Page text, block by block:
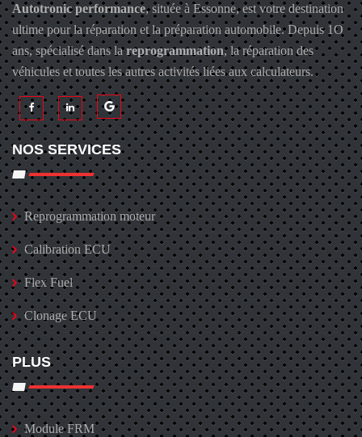
Autotronic performance, située à Essonne, est votre destination
ultime pour la réparation et la préparation automobile. Depuis 1O
ans, spécialisé dans lareprogrammation, la réparation des
véhicules et toutes les autres activités liées aux calculateurs.
NOS SERVICES
Reprogrammation moteur
Calibration ECU
Flex Fuel
Clonage ECU
PLUS
Module FRM